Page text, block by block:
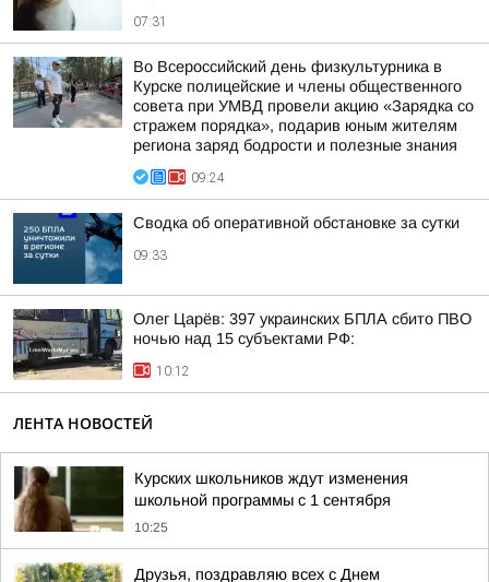
07:31
Во Всероссийский день физкультурника в
Курске полицейские и члены общественного
совета при УМВД провели акцию «Зарядка со
стражем порядка», подарив юным жителям
региона заряд бодрости и полезные знания
09:24
Сводка об оперативной обстановке за сутки
09:33
Олег Царёв: 397 украинских БПЛА сбито ПВО
ночью над 15 субъектами РФ:
10:12
ЛЕНТА НОВОСТЕЙ
Курских школьников ждут изменения
школьной программы с 1 сентября
10:25
Друзья, поздравляю всех с Днем